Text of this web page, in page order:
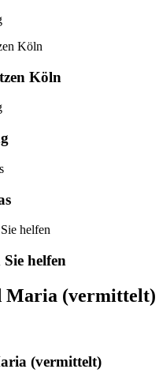
Köln
helfen
Maria (vermittelt)
(vermittelt)